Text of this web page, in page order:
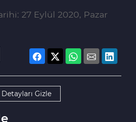
27 Eylül 2020, Pazar
Detayları Gizle